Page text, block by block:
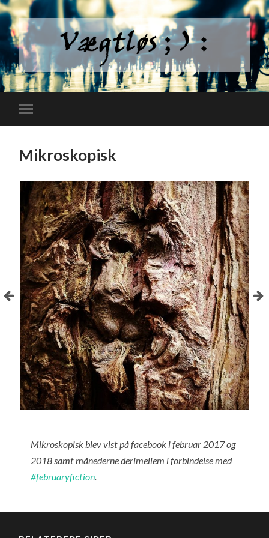
Mikroskopisk
Mikroskopisk blev vist på facebook i februar 2017 og
2018 samt månederne derimellem i forbindelse med
#februaryfiction